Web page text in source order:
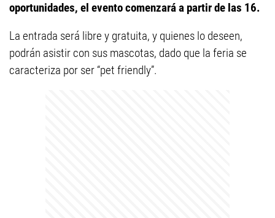
oportunidades, el evento comenzará a partir de las 16.
La entrada será libre y gratuita, y quienes lo deseen,
podrán asistir con sus mascotas, dado que la feria se
caracteriza por ser “pet friendly”.